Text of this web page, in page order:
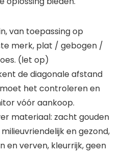
van toepassing op
merk, plat / gebogen /
(let op)
de diagonale afstand
het controleren en
vóór aankoop.
materiaal: zacht gouden
en gezond,
en verven, kleurrijk, geen